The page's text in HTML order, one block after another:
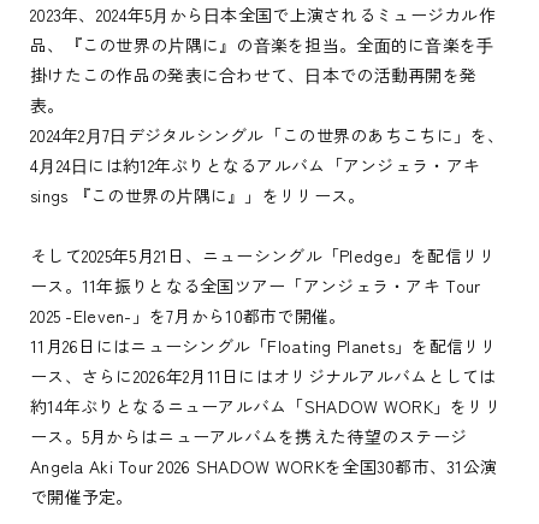
2023年、2024年5⽉から⽇本全国で上演されるミュージカル作
品、『この世界の⽚隅に』の⾳楽を担当。全⾯的に⾳楽を⼿
掛けたこの作品の発表に合わせて、⽇本での活動再開を発
表。
2024年2⽉7⽇デジタルシングル「この世界のあちこちに」を、
4⽉24⽇には約12年ぶりとなるアルバム「アンジェラ・アキ
sings 『この世界の⽚隅に』」をリリース。
そして2025年5月21日、ニューシングル「Pledge」を配信リリ
ース。11年振りとなる全国ツアー「アンジェラ・アキ Tour
2025 -Eleven-」を7月から10都市で開催。
11月26日にはニューシングル「Floating Planets」を配信リリ
ース、さらに2026年2月11日にはオリジナルアルバムとしては
約14年ぶりとなるニューアルバム「SHADOW WORK」をリリ
ース。5月からはニューアルバムを携えた待望のステージ
Angela Aki Tour 2026 SHADOW WORKを全国30都市、31公演
で開催予定。